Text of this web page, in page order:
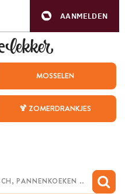
AANMELDEN
MOSSELEN
🍹 ZOMERDRANKJES